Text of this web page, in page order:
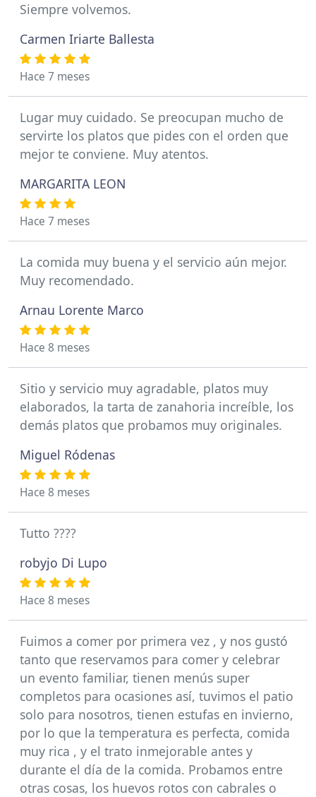
Siempre volvemos.
Carmen Iriarte Ballesta
Hace 7 meses
Lugar muy cuidado. Se preocupan mucho de
servirte los platos que pides con el orden que
mejor te conviene. Muy atentos.
MARGARITA LEON
Hace 7 meses
La comida muy buena y el servicio aún mejor.
Muy recomendado.
Arnau Lorente Marco
Hace 8 meses
Sitio y servicio muy agradable, platos muy
elaborados, la tarta de zanahoria increíble, los
demás platos que probamos muy originales.
Miguel Ródenas
Hace 8 meses
Tutto ????
robyjo Di Lupo
Hace 8 meses
Fuimos a comer por primera vez , y nos gustó
tanto que reservamos para comer y celebrar
un evento familiar, tienen menús super
completos para ocasiones así, tuvimos el patio
solo para nosotros, tienen estufas en invierno,
por lo que la temperatura es perfecta, comida
muy rica , y el trato inmejorable antes y
durante el día de la comida. Probamos entre
otras cosas, los huevos rotos con cabrales o